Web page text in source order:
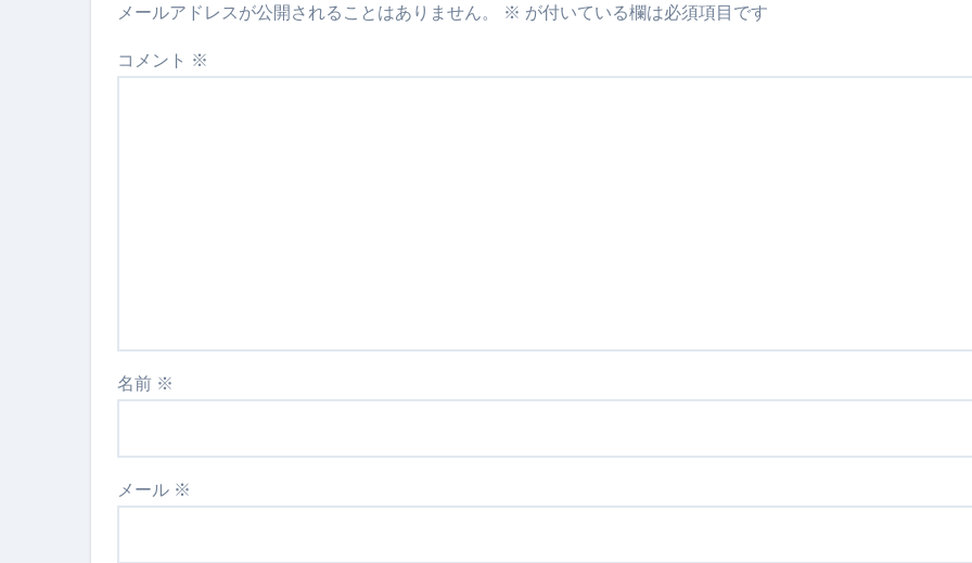
メールアドレスが公開されることはありません。 ※ が付いている欄は必須項目です
コメント ※
名前 ※
メール ※